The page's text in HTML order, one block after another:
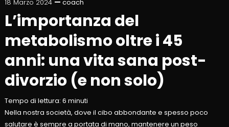
18 Marzo 2024 coach
L’importanza del
metabolismo oltre i 45
anni: una vita sana post-
divorzio (e non solo)
Tempo di lettura: 6 minuti
Nella nostra società, dove il cibo abbondante e spesso poco
salutare è sempre a portata di mano, mantenere un peso